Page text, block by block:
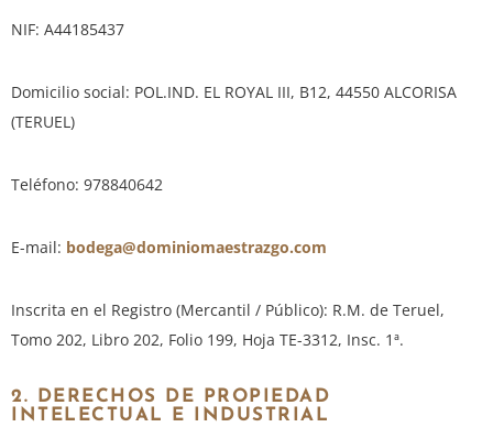
NIF: A44185437
Domicilio social: POL.IND. EL ROYAL III, B12, 44550 ALCORISA
(TERUEL)
Teléfono: 978840642
E-mail: bodega@dominiomaestrazgo.com
Inscrita en el Registro (Mercantil / Público): R.M. de Teruel,
Tomo 202, Libro 202, Folio 199, Hoja TE-3312, Insc. 1ª.
2. DERECHOS DE PROPIEDAD
INTELECTUAL E INDUSTRIAL